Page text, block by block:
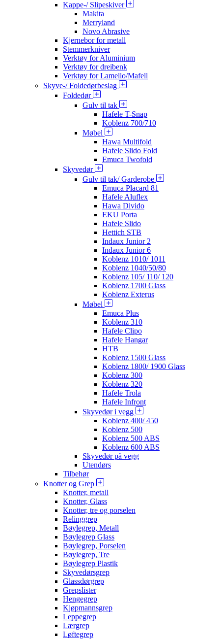
Kappe-/ Slipeskiver
Makita
Merryland
Novo Abrasive
Kjernebor for metall
Stemmerkniver
Verktøy for Aluminium
Verktøy for dreibenk
Verktøy for Lamello/Mafell
Skyve-/ Foldedørbeslag
Foldedør
Gulv til tak
Hafele T-Snap
Koblenz 700/710
Møbel
Hawa Multifold
Hafele Slido Fold
Emuca Twofold
Skyvedør
Gulv til tak/ Garderobe
Emuca Placard 81
Hafele Aluflex
Hawa Divido
EKU Porta
Hafele Slido
Hettich STB
Indaux Junior 2
Indaux Junior 6
Koblenz 1010/ 1011
Koblenz 1040/50/80
Koblenz 105/ 110/ 120
Koblenz 1700 Glass
Koblenz Exterus
Møbel
Emuca Plus
Koblenz 310
Hafele Clipo
Hafele Hangar
HTB
Koblenz 1500 Glass
Koblenz 1800/ 1900 Glass
Koblenz 300
Koblenz 320
Hafele Trola
Hafele Infront
Skyvedør i vegg
Koblenz 400/ 450
Koblenz 500
Koblenz 500 ABS
Koblenz 600 ABS
Skyvedør på vegg
Utendørs
Tilbehør
Knotter og Grep
Knotter, metall
Knotter, Glass
Knotter, tre og porselen
Relinggrep
Bøylegrep, Metall
Bøylegrep Glass
Bøylegrep, Porselen
Bøylegrep, Tre
Bøylegrep Plastik
Skyvedørsgrep
Glassdørgrep
Grepslister
Hengegrep
Kjøpmannsgrep
Leppegrep
Lærgrep
Løftegrep